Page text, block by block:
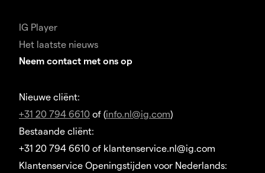
IG Player
Het laatste nieuws
Neem contact met ons op
Nieuwe cliënt:
+31 20 794 6610 of (info.nl@ig.com)
Bestaande cliënt:
+31 20 794 6610 of klantenservice.nl@ig.com
Klantenservice Openingstijden voor Nederlands: